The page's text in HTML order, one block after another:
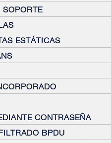
SOPORTE
ESTÁTICAS
CONTRASEÑA
BPDU